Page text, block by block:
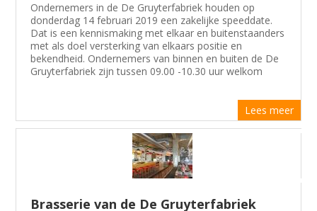
Ondernemers in de De Gruyterfabriek houden op
donderdag 14 februari 2019 een zakelijke speeddate.
Dat is een kennismaking met elkaar en buitenstaanders
met als doel versterking van elkaars positie en
bekendheid. Ondernemers van binnen en buiten de De
Gruyterfabriek zijn tussen 09.00 -10.30 uur welkom
Lees meer
Brasserie van de De Gruyterfabriek